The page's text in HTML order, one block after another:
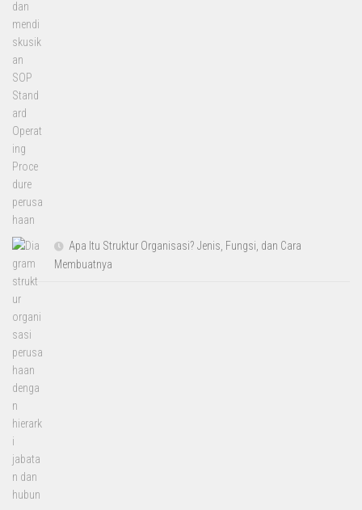
Apa Itu Struktur Organisasi? Jenis, Fungsi, dan Cara
Membuatnya